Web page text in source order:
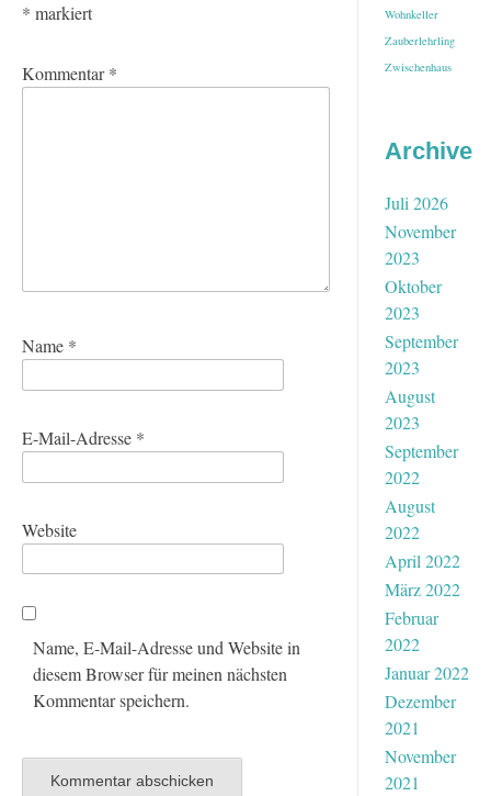
* markiert
Kommentar*
Name *
E-Mail-Adresse *
Website
Name, E-Mail-Adresse und Website in
diesem Browser für meinen nächsten
Kommentar speichern.
Wohnkeller
Zauberlehrling
Zwischenhaus
Archive
Juli 2026
November
2023
Oktober
2023
September
2023
August
2023
September
2022
August
2022
April 2022
März 2022
Februar
2022
Januar 2022
Dezember
2021
November
2021